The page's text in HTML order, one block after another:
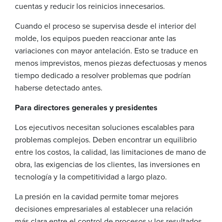
cuentas y reducir los reinicios innecesarios.
Cuando el proceso se supervisa desde el interior del
molde, los equipos pueden reaccionar ante las
variaciones con mayor antelación. Esto se traduce en
menos imprevistos, menos piezas defectuosas y menos
tiempo dedicado a resolver problemas que podrían
haberse detectado antes.
Para directores generales y presidentes
Los ejecutivos necesitan soluciones escalables para
problemas complejos. Deben encontrar un equilibrio
entre los costos, la calidad, las limitaciones de mano de
obra, las exigencias de los clientes, las inversiones en
tecnología y la competitividad a largo plazo.
La presión en la cavidad permite tomar mejores
decisiones empresariales al establecer una relación